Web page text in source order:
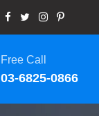
Free Call
03-6825-0866